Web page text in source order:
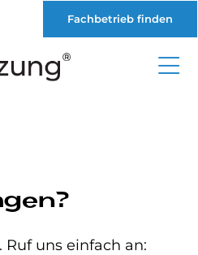
Fachbetrieb finden
uns einfach an: